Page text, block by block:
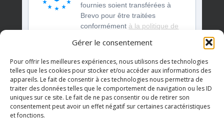
Gérer le consentement
Pour offrir les meilleures expériences, nous utilisons des technologies
telles que les cookies pour stocker et/ou accéder aux informations des
appareils. Le fait de consentir à ces technologies nous permettra de
traiter des données telles que le comportement de navigation ou les ID
uniques sur ce site. Le fait de ne pas consentir ou de retirer son
consentement peut avoir un effet négatif sur certaines caractéristiques
et fonctions.
fournies soient transférées à
Brevo pour être traitées
conformément à la politique de
S'INSCRIRE